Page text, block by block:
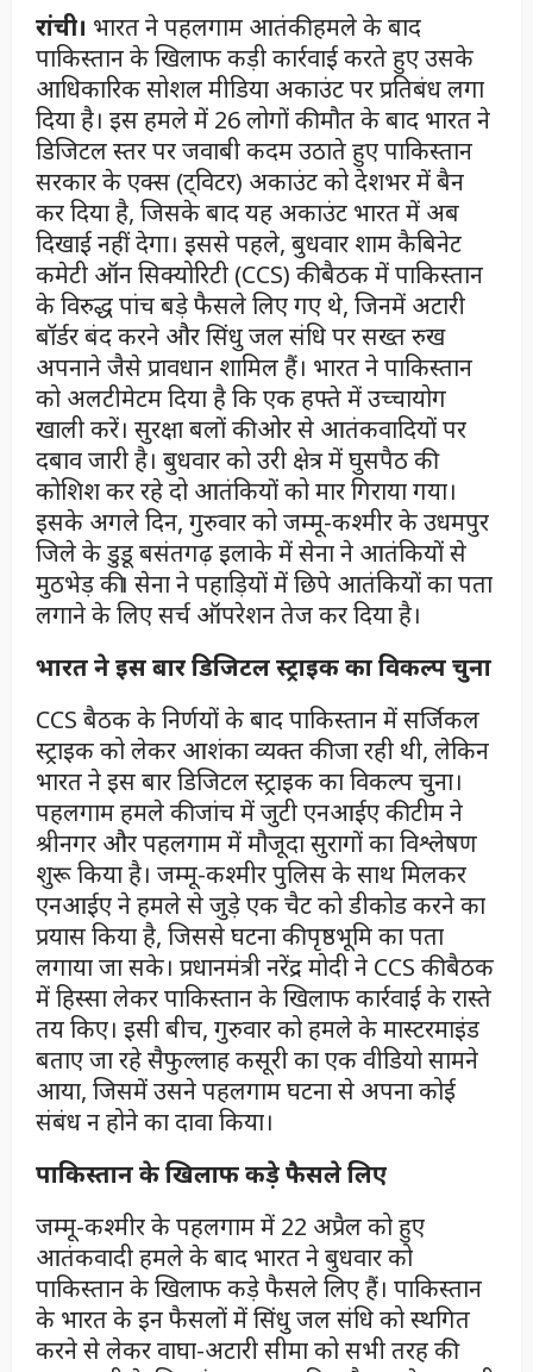
रांची। भारत ने पहलगाम आतंकी हमले के बाद
पाकिस्तान के खिलाफ कड़ी कार्रवाई करते हुए उसके
आधिकारिक सोशल मीडिया अकाउंट पर प्रतिबंध लगा
दिया है। इस हमले में 26 लोगों की मौत के बाद भारत ने
डिजिटल स्तर पर जवाबी कदम उठाते हुए पाकिस्तान
सरकार के एक्स (ट्विटर) अकाउंट को देशभर में बैन
कर दिया है, जिसके बाद यह अकाउंट भारत में अब
दिखाई नहीं देगा। इससे पहले, बुधवार शाम कैबिनेट
कमेटी ऑन सिक्योरिटी (CCS) की बैठक में पाकिस्तान
के विरुद्ध पांच बड़े फैसले लिए गए थे, जिनमें अटारी
बॉर्डर बंद करने और सिंधु जल संधि पर सख्त रुख
अपनाने जैसे प्रावधान शामिल हैं। भारत ने पाकिस्तान
को अलटीमेटम दिया है कि एक हफ्ते में उच्चायोग
खाली करें। सुरक्षा बलों की ओर से आतंकवादियों पर
दबाव जारी है। बुधवार को उरी क्षेत्र में घुसपैठ की
कोशिश कर रहे दो आतंकियों को मार गिराया गया।
इसके अगले दिन, गुरुवार को जम्मू-कश्मीर के उधमपुर
जिले के डुडू बसंतगढ़ इलाके में सेना ने आतंकियों से
मुठभेड़ की। सेना ने पहाड़ियों में छिपे आतंकियों का पता
लगाने के लिए सर्च ऑपरेशन तेज कर दिया है।
भारत ने इस बार डिजिटल स्ट्राइक का विकल्प चुना
CCS बैठक के निर्णयों के बाद पाकिस्तान में सर्जिकल
स्ट्राइक को लेकर आशंका व्यक्त की जा रही थी, लेकिन
भारत ने इस बार डिजिटल स्ट्राइक का विकल्प चुना।
पहलगाम हमले की जांच में जुटी एनआईए की टीम ने
श्रीनगर और पहलगाम में मौजूदा सुरागों का विश्लेषण
शुरू किया है। जम्मू-कश्मीर पुलिस के साथ मिलकर
एनआईए ने हमले से जुड़े एक चैट को डीकोड करने का
प्रयास किया है, जिससे घटना की पृष्ठभूमि का पता
लगाया जा सके। प्रधानमंत्री नरेंद्र मोदी ने CCS की बैठक
में हिस्सा लेकर पाकिस्तान के खिलाफ कार्रवाई के रास्ते
तय किए। इसी बीच, गुरुवार को हमले के मास्टरमाइंड
बताए जा रहे सैफुल्लाह कसूरी का एक वीडियो सामने
आया, जिसमें उसने पहलगाम घटना से अपना कोई
संबंध न होने का दावा किया।
पाकिस्तान के खिलाफ कड़े फैसले लिए
जम्मू-कश्मीर के पहलगाम में 22 अप्रैल को हुए
आतंकवादी हमले के बाद भारत ने बुधवार को
पाकिस्तान के खिलाफ कड़े फैसले लिए हैं। पाकिस्तान
के भारत के इन फैसलों में सिंधु जल संधि को स्थगित
करने से लेकर वाघा-अटारी सीमा को सभी तरह की